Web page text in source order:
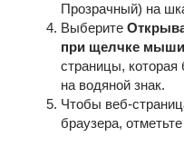
Прозрачный) на
Выберите
при щелчке мыши
страницы, которая
на водяной знак.
Чтобы веб-
браузера, отметьте